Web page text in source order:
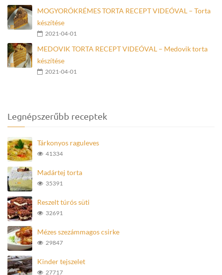
MOGYORÓKRÉMES TORTA RECEPT VIDEÓVAL – Torta
készítése
2021-04-01
MEDOVIK TORTA RECEPT VIDEÓVAL – Medovik torta
készítése
2021-04-01
Legnépszerűbb receptek
Tárkonyos raguleves
41334
Madártej torta
35391
Reszelt túrós süti
32691
Mézes szezámmagos csirke
29847
Kinder tejszelet
27717